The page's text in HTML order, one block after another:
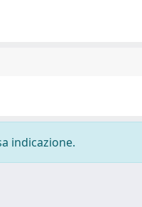
indicazione.